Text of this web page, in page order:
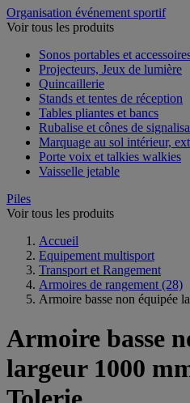
Organisation événement sportif
Voir tous les produits
Sonos portables et
Projecteurs, Jeux de lumière
Quincaillerie
Stands et tentes de réception
Tables pliantes et bancs
Rubalise et cônes de
Marquage au sol intérieur,
Porte voix et talkies walkies
Vaisselle jetable
Piles
Voir tous les produits
Accueil
Equipement multisport
Transport et Rangement
Armoires de rangement (28)
Armoire basse non équipée
Armoire basse
largeur 1000